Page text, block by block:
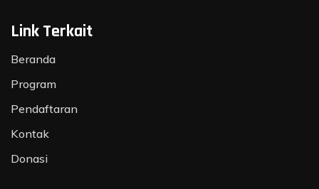
Link Terkait
Beranda
Program
Pendaftaran
Kontak
Donasi